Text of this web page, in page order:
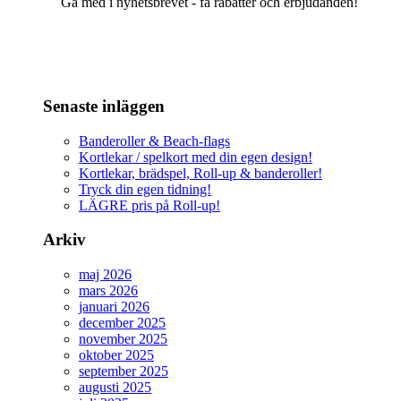
Senaste inläggen
Banderoller & Beach-flags
Kortlekar / spelkort med din egen design!
Kortlekar, brädspel, Roll-up & banderoller!
Tryck din egen tidning!
LÄGRE pris på Roll-up!
Arkiv
maj 2026
mars 2026
januari 2026
december 2025
november 2025
oktober 2025
september 2025
augusti 2025